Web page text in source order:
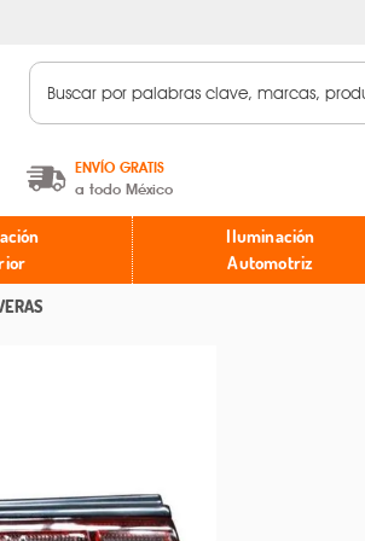
ENVÍO GRATIS
a todo México
A partir de $599 MXN.
* Aplican restricciones
Iluminación
Automotriz